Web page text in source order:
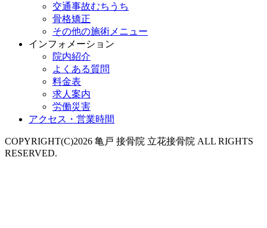
交通事故むちうち
骨格矯正
その他の施術メニュー
インフォメーション
院内紹介
よくある質問
料金表
求人案内
労働災害
アクセス・営業時間
COPYRIGHT(C)2026 亀戸 接骨院 立花接骨院 ALL RIGHTS
RESERVED.